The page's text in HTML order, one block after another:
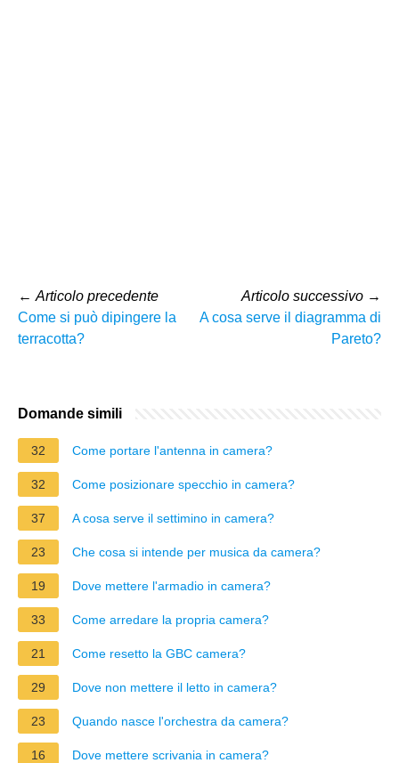
← Articolo precedente
Come si può dipingere la
terracotta?
Articolo successivo →
A cosa serve il diagramma di
Pareto?
Domande simili
32 Come portare l'antenna in camera?
32 Come posizionare specchio in camera?
37 A cosa serve il settimino in camera?
23 Che cosa si intende per musica da camera?
19 Dove mettere l'armadio in camera?
33 Come arredare la propria camera?
21 Come resetto la GBC camera?
29 Dove non mettere il letto in camera?
23 Quando nasce l'orchestra da camera?
16 Dove mettere scrivania in camera?